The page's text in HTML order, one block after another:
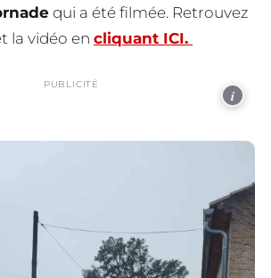
qui a été filmée. Retrouvez
la vidéo en cliquant ICI.
PUBLICITÉ
i